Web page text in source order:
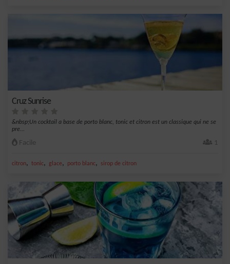
Cruz Sunrise
&nbsp;Un cocktail a base de porto blanc, tonic et citron est un classique qui ne se
pre...
Facile 1
citron, tonic, glace, porto blanc, sirop de citron